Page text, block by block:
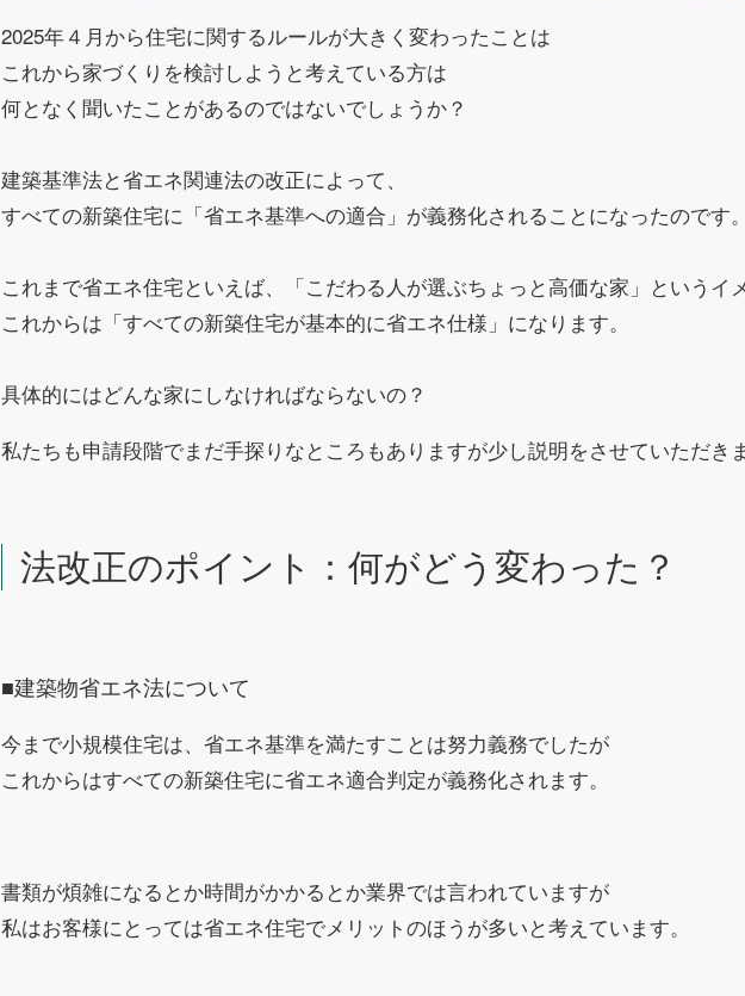
2025年４月から住宅に関するルールが大きく変わったことは
これから家づくりを検討しようと考えている方は
何となく聞いたことがあるのではないでしょうか？
建築基準法と省エネ関連法の改正によって、
すべての新築住宅に「省エネ基準への適合」が義務化されることになったのです。
これまで省エネ住宅といえば、「こだわる人が選ぶちょっと高価な家」というイ
これからは「すべての新築住宅が基本的に省エネ仕様」になります。
具体的にはどんな家にしなければならないの？
私たちも申請段階でまだ手探りなところもありますが少し説明をさせていただきま
法改正のポイント：何がどう変わった？
■建築物省エネ法について
今まで小規模住宅は、省エネ基準を満たすことは努力義務でしたが
これからはすべての新築住宅に省エネ適合判定が義務化されます。
書類が煩雑になるとか時間がかかるとか業界では言われていますが
私はお客様にとっては省エネ住宅でメリットのほうが多いと考えています。